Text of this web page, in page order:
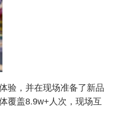
验，并在现场准备了新品
覆盖8.9w+人次，现场互